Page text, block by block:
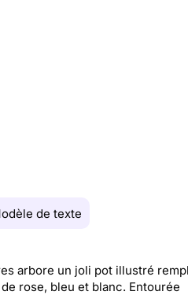
de texte
arbore un joli pot illustré
rose, bleu et blanc. Entourée